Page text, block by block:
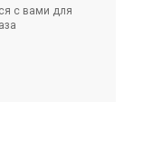
с вами для